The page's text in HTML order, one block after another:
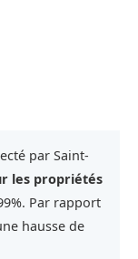
par Saint-
les propriétés
Par rapport
hausse de